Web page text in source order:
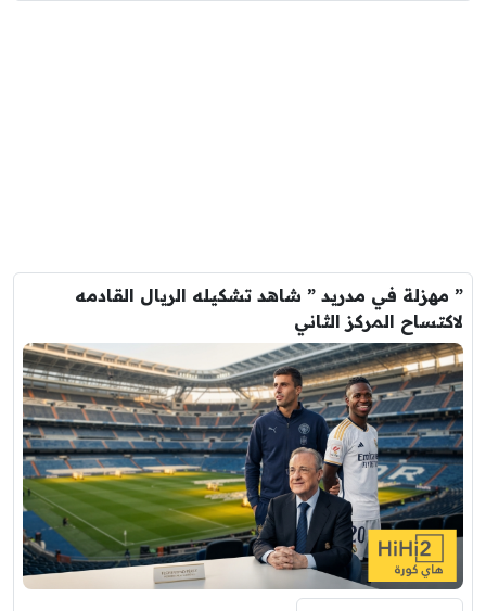
” مهزلة في مدريد ” شاهد تشكيله الريال القادمه
لاكتساح المركز الثاني